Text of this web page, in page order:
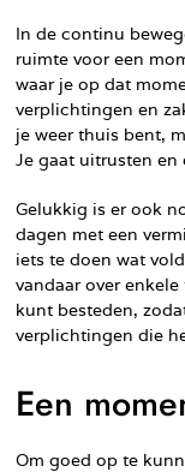
In de continu
ruimte voor een
waar je op dat
verplichtingen en
je weer thuis bent,
Je gaat uitrusten
Gelukkig is er ook
dagen met een
iets te doen wat
vandaar over
kunt besteden,
verplichtingen die
Een
Om goed op te